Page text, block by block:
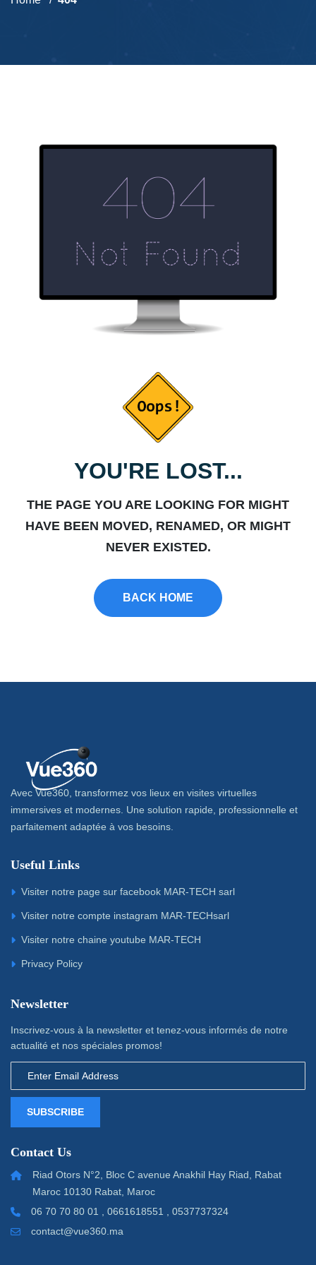
YOU'RE LOST...
THE PAGE YOU ARE LOOKING FOR MIGHT
HAVE BEEN MOVED, RENAMED, OR MIGHT
NEVER EXISTED.
BACK HOME
Avec Vue360, transformez vos lieux en visites virtuelles
immersives et modernes. Une solution rapide, professionnelle et
parfaitement adaptée à vos besoins.
Useful Links
Visiter notre page sur facebook MAR-TECH sarl
Visiter notre compte instagram MAR-TECHsarl
Visiter notre chaine youtube MAR-TECH
Privacy Policy
Newsletter
Inscrivez-vous à la newsletter et tenez-vous informés de notre
actualité et nos spéciales promos!
SUBSCRIBE
Contact Us
Riad Otors N°2, Bloc C avenue Anakhil Hay Riad, Rabat
Maroc 10130 Rabat, Maroc
06 70 70 80 01 , 0661618551 , 0537737324
contact@vue360.ma